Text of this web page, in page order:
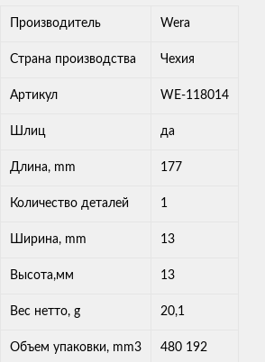
Производитель Wera
Страна производства Чехия
Артикул WE-118014
Шлиц да
Длина, mm 177
Количество деталей 1
Ширина, mm 13
Высота,мм 13
Вес нетто, g 20,1
Объем упаковки, mm3 480 192